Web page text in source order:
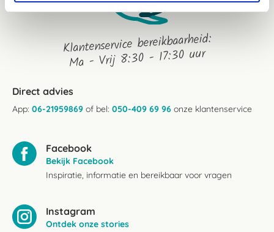
Klantenservice bereikbaarheid:
Ma - Vrij 8:30 - 17:30 uur
Direct advies
App: 06-21959869 of bel: 050-409 69 96 onze klantenservice
Facebook
Bekijk Facebook
Inspiratie, informatie en bereikbaar voor vragen
Instagram
Ontdek onze stories